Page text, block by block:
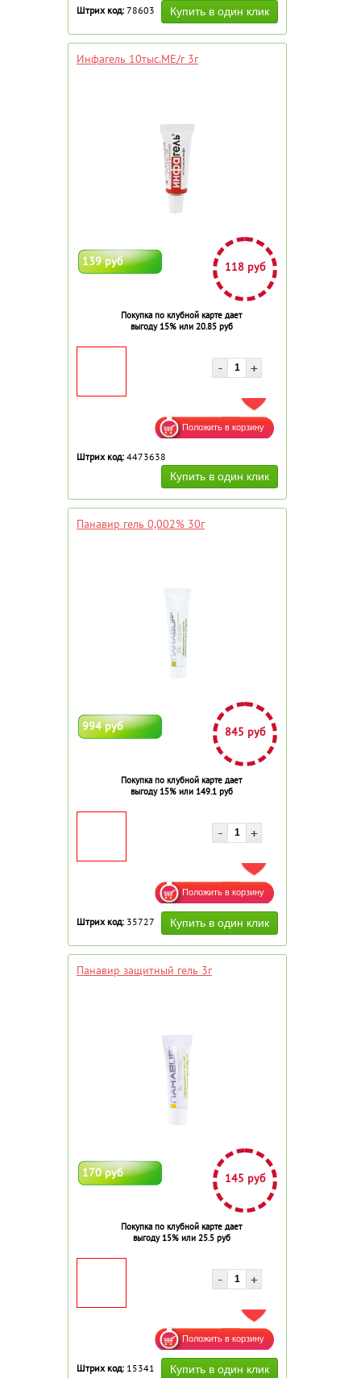
Штрих код: 78603
Инфагель 10тыс.МЕ/г 3г
139 руб 118 руб
Покупка по клубной карте дает
выгоду 15% или 20.85 руб
ДОБАВИТЬ В ИЗБРАННОЕ
Штрих код: 4473638
Панавир гель 0,002% 30г
994 руб 845 руб
Покупка по клубной карте дает
выгоду 15% или 149.1 руб
ДОБАВИТЬ В ИЗБРАННОЕ
Штрих код: 35727
Панавир защитный гель 3г
170 руб 145 руб
Покупка по клубной карте дает
выгоду 15% или 25.5 руб
ДОБАВИТЬ В ИЗБРАННОЕ
Штрих код: 15341